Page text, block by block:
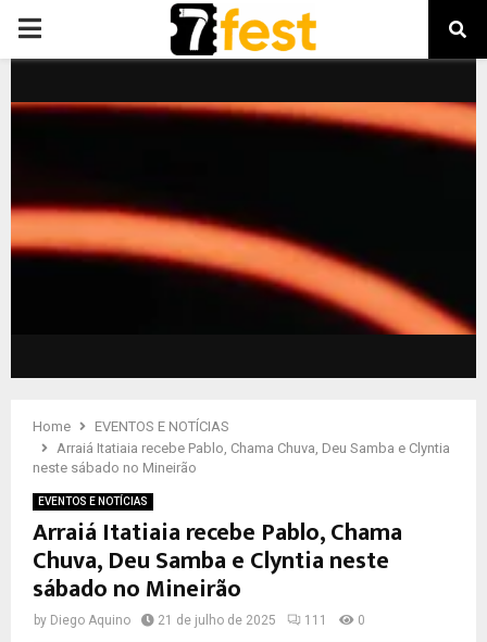
PRIMARY
Home
EVENTOS E NOTÍCIAS
Arraiá Itatiaia recebe Pablo, Chama Chuva, Deu Samba e Clyntia
neste sábado no Mineirão
EVENTOS E NOTÍCIAS
Arraiá Itatiaia recebe Pablo, Chama
Chuva, Deu Samba e Clyntia neste
sábado no Mineirão
by Diego Aquino 21 de julho de 2025 111 0